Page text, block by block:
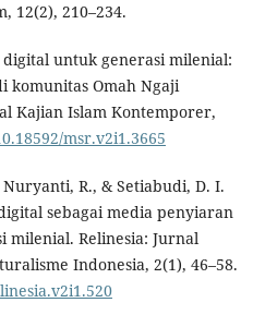
12(2), 210–234.
untuk generasi milenial:
komunitas Omah Ngaji
Kajian Islam Kontemporer,
msr.v2i1.3665
R., & Setiabudi, D. I.
sebagai media penyiaran
milenial. Relinesia: Jurnal
Indonesia, 2(1), 46–58.